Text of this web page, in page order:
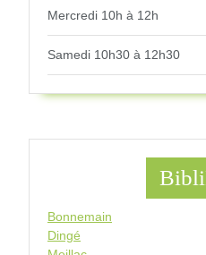
Mercredi 10h à 12h
Samedi 10h30 à 12h30
Bonnemain
Dingé